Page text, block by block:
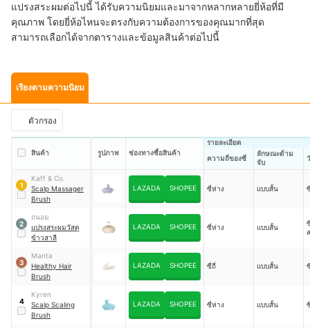
แปรงสระผมต่อไปนี้ ได้รับความนิยมและมาจากหลากหลายยี่ห้อที่มี
คุณภาพ โดยยี่ห้อไหนจะตรงกับความต้องการของคุณมากที่สุด
สามารถเลือกได้จากตารางและข้อมูลสินค้าต่อไปนี้
เรียงตามความนิยม
ตัวกรอง
สินค้า รูปภาพ ช่องทางซื้อสินค้า
รายละเอียด
ความถี่ของซี่
ลักษณะด้าม
จับ
1
Kaff & Co.
Scalp Massager
Brush
LAZADA SHOPEE ซี่ห่าง แบบสั้น
2
ถนอม
แปรงสระผมวัสดุ
ข้าวสาลี
LAZADA SHOPEE ซี่ห่าง แบบสั้น
3
Manta
Healthy Hair
Brush
LAZADA SHOPEE ซี่ถี่ แบบสั้น
4
Kyren
Scalp Scaling
Brush
LAZADA SHOPEE ซี่ห่าง แบบสั้น